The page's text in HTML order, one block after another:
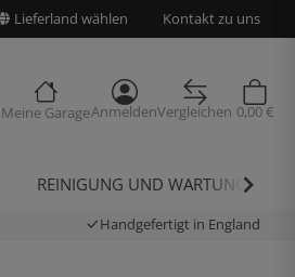
Lieferland wählen Kontakt zu uns
Meine GarageAnmeldenVergleichen 0,00 €
REINIGUNG UND WARTUNG
Handgefertigt in England